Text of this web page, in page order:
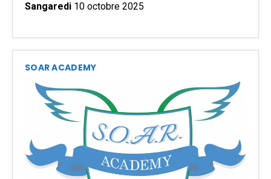
Sangaredi 10 octobre 2025
SOAR ACADEMY